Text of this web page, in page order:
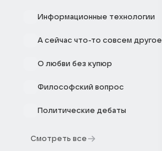
Информационные технологии
А сейчас что-то совсем другое
О любви без купюр
Философский вопрос
Политические дебаты
Смотреть все